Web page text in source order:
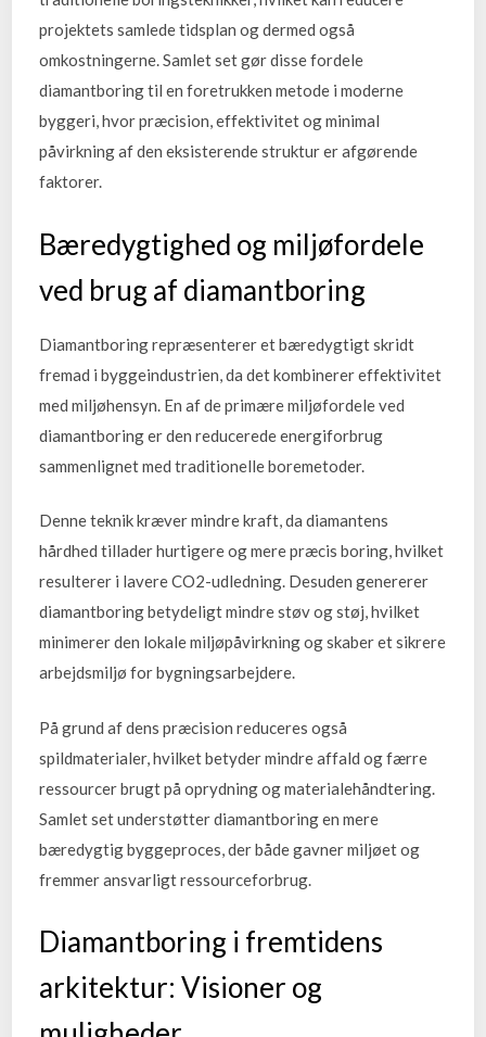
projektets samlede tidsplan og dermed også
omkostningerne. Samlet set gør disse fordele
diamantboring til en foretrukken metode i moderne
byggeri, hvor præcision, effektivitet og minimal
påvirkning af den eksisterende struktur er afgørende
faktorer.
Bæredygtighed og miljøfordele
ved brug af diamantboring
Diamantboring repræsenterer et bæredygtigt skridt
fremad i byggeindustrien, da det kombinerer effektivitet
med miljøhensyn. En af de primære miljøfordele ved
diamantboring er den reducerede energiforbrug
sammenlignet med traditionelle boremetoder.
Denne teknik kræver mindre kraft, da diamantens
hårdhed tillader hurtigere og mere præcis boring, hvilket
resulterer i lavere CO2-udledning. Desuden genererer
diamantboring betydeligt mindre støv og støj, hvilket
minimerer den lokale miljøpåvirkning og skaber et sikrere
arbejdsmiljø for bygningsarbejdere.
På grund af dens præcision reduceres også
spildmaterialer, hvilket betyder mindre affald og færre
ressourcer brugt på oprydning og materialehåndtering.
Samlet set understøtter diamantboring en mere
bæredygtig byggeproces, der både gavner miljøet og
fremmer ansvarligt ressourceforbrug.
Diamantboring i fremtidens
arkitektur: Visioner og